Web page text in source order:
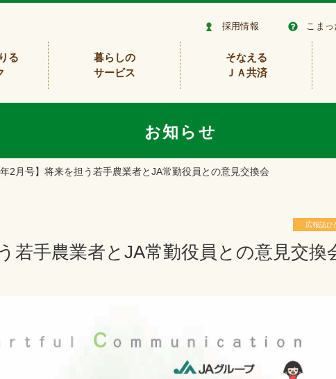
採用情報 こま
る
暮らしの
サービス
そなえる
ＪＡ共済
お知らせ
年2月号】将来を担う若手農業者とJA常勤役員との意見交換会
広報誌ひ
う若手農業者とJA常勤役員との意見交換